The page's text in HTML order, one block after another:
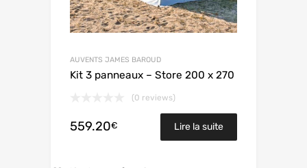
AUVENTS JAMES BAROUD
Kit 3 panneaux – Store 200 x 270
(0 reviews)
559.20€ Lire la suite